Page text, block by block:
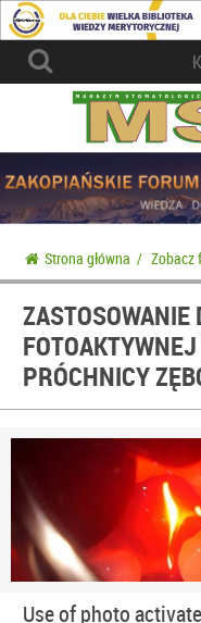
Strona główna / Zobacz
ZASTOSOWANIE
PRÓCHNICY
Use of photo